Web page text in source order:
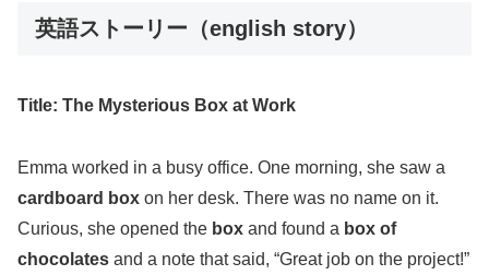
英語ストーリー（english story）
Title: The Mysterious Box at Work
Emma worked in a busy office. One morning, she saw a
cardboard box on her desk. There was no name on it.
Curious, she opened the box and found a box of
chocolates and a note that said, “Great job on the project!”